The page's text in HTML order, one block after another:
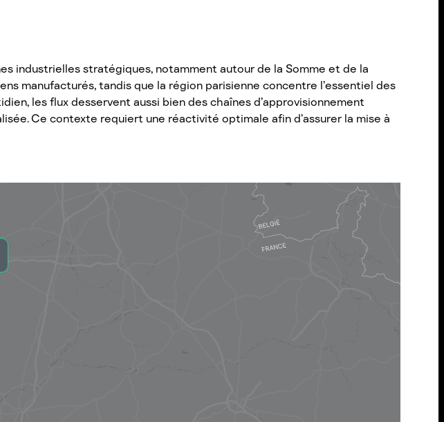
industrielles stratégiques, notamment autour de la Somme et de la
manufacturés, tandis que la région parisienne concentre l’essentiel des
les flux desservent aussi bien des chaînes d’approvisionnement
Ce contexte requiert une réactivité optimale afin d’assurer la mise à